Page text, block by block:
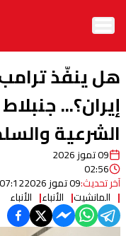
الأخبار
آراء
فيديو
مواقف
وليد جنبلاطالحزب
هل ينفّذ ترامب
إيران؟...
الشرعية
09 تموز 2026
02:56
آخر تحديث:09 تموز 2026 07:12
المانشيت الأنباء الأنباء